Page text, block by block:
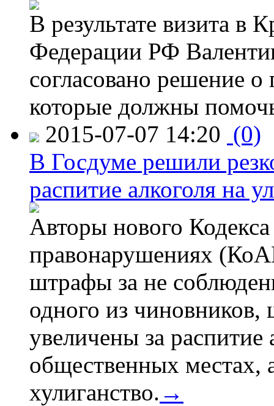
В результате визита в
Федерации РФ
согласовано решение
которые должны
2015-07-07 14:20 (0)
В Госдуме решили
распитие алкоголя на
Авторы нового
правонарушениях
штрафы за не
одного из
увеличены за распитие
общественных местах,
хулиганство. →